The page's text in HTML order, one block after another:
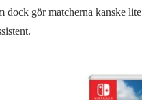
dock gör matcherna kanske lite